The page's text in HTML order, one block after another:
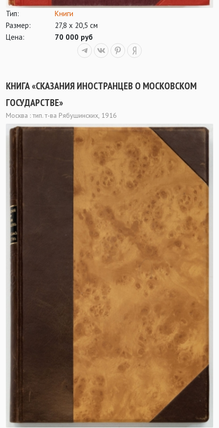
Тип:
Книги
Размер:
27,8 х 20,5 см
Цена:
70 000 руб
КНИГА «СКАЗАНИЯ ИНОСТРАНЦЕВ О МОСКОВСКОМ
ГОСУДАРСТВЕ»
Москва : тип. т-ва Рябушинских, 1916